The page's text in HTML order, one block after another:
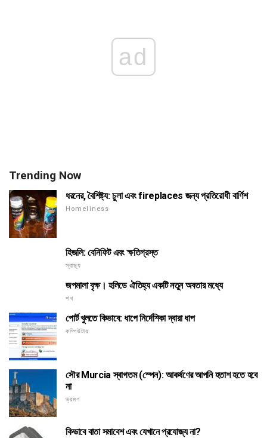
ad
Trending Now
ধরনের, বৈশিষ্ট্য: চুলা এবং fireplaces জন্য প্রতিরোধী বার্ণিশ
Homeliness
হিজলি: বেনিফিট এবং ক্ষতিগ্রস্ত
স্বাস্থ্য
জপমালা বৃক্ষ। হলিডে ঐতিহ্য একটি নতুন অবতার মধ্যে
শখ
পোর্ট খুলতে কিভাবে: ধাপে নির্দেশিকা দ্বারা ধাপ
কম্পিউটার
সৌর Murcia স্বাগতম (স্পেন): আকর্ষণের আপনি হতাশ হতে হবে
না
ভ্রমণ
কিভাবে বাতা সমাবেশ এবং যেখানে প্রযোজ্য না?